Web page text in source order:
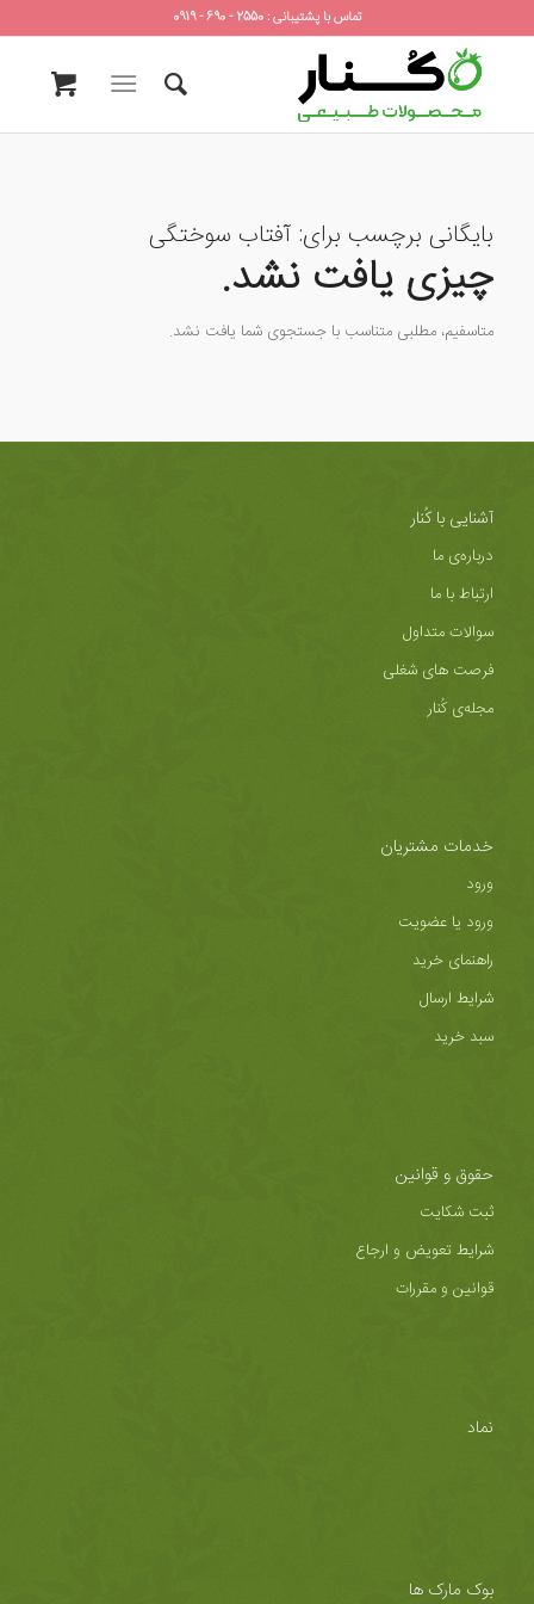
تماس با پشتیبانی : 2550 - 690 - 0919
بایگانی برچسب برای: آفتاب سوختگی
چیزی یافت نشد.
متاسفیم، مطلبی متناسب با جستجوی شما یافت نشد.
آشنایی با کُنار
درباره‌ی ما
ارتباط با ما
سوالات متداول
فرصت های شغلی
مجله‌ی کُنار
خدمات مشتریان
ورود
ورود یا عضویت
راهنمای خرید
شرایط ارسال
سبد خرید
حقوق و قوانین
ثبت شکایت
شرایط تعویض و ارجاع
قوانین و مقررات
نماد
بوک مارک ها